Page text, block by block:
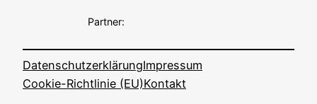
Partner:
DatenschutzerklärungImpressum
Cookie-Richtlinie (EU)Kontakt